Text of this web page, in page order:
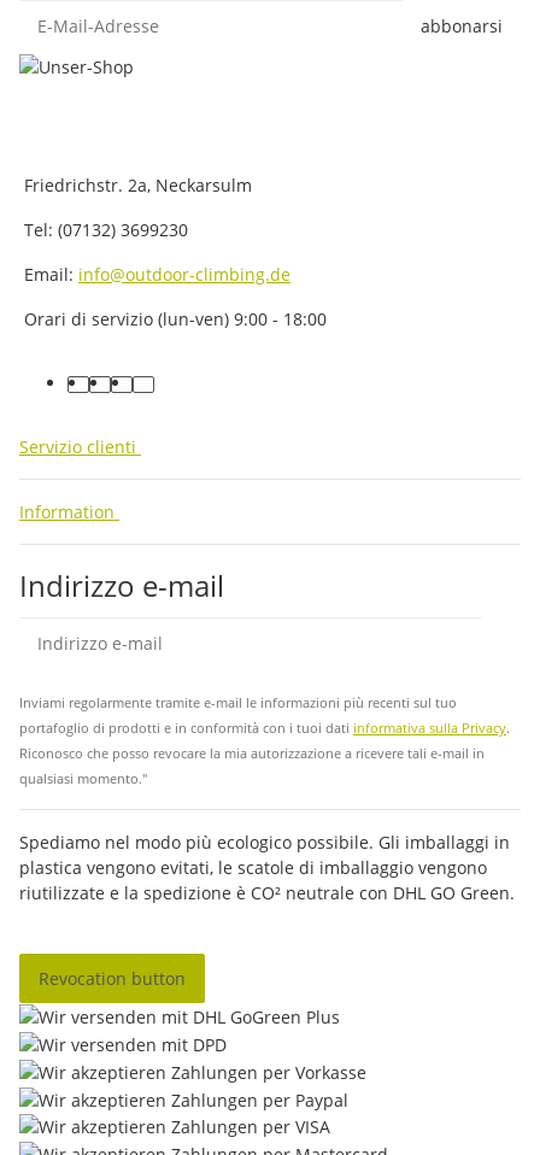
abbonarsi
Friedrichstr. 2a, Neckarsulm
Tel: (07132) 3699230
Email: info@outdoor-climbing.de
Orari di servizio (lun-ven) 9:00 - 18:00
facebook
youtube
instagram
tiktok
Servizio clienti
Information
Indirizzo e-mail
Inviami regolarmente tramite e-mail le informazioni più recenti sul tuo
portafoglio di prodotti e in conformità con i tuoi dati informativa sulla Privacy.
Riconosco che posso revocare la mia autorizzazione a ricevere tali e-mail in
qualsiasi momento."
Spediamo nel modo più ecologico possibile. Gli imballaggi in
plastica vengono evitati, le scatole di imballaggio vengono
riutilizzate e la spedizione è CO² neutrale con DHL GO Green.
Revocation button